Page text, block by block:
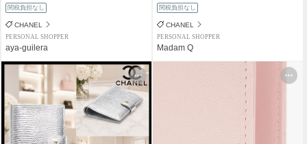
関税負担なし
CHANEL
PERSONAL SHOPPER
aya-guilera
関税負担なし
CHANEL
PERSONAL SHOPPER
Madam Q